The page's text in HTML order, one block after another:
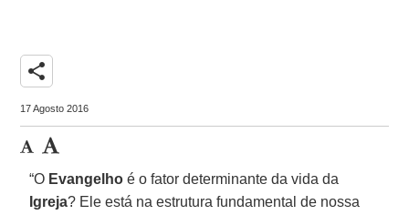
share
17 Agosto 2016
“O Evangelho é o fator determinante da vida da
Igreja? Ele está na estrutura fundamental de nossa